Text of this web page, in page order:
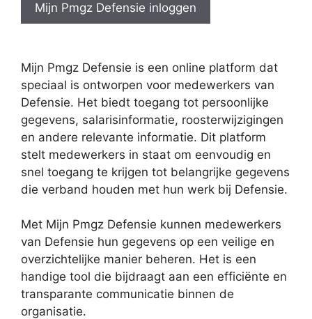
Mijn Pmgz Defensie inloggen
Mijn Pmgz Defensie is een online platform dat
speciaal is ontworpen voor medewerkers van
Defensie. Het biedt toegang tot persoonlijke
gegevens, salarisinformatie, roosterwijzigingen
en andere relevante informatie. Dit platform
stelt medewerkers in staat om eenvoudig en
snel toegang te krijgen tot belangrijke gegevens
die verband houden met hun werk bij Defensie.
Met Mijn Pmgz Defensie kunnen medewerkers
van Defensie hun gegevens op een veilige en
overzichtelijke manier beheren. Het is een
handige tool die bijdraagt aan een efficiënte en
transparante communicatie binnen de
organisatie.